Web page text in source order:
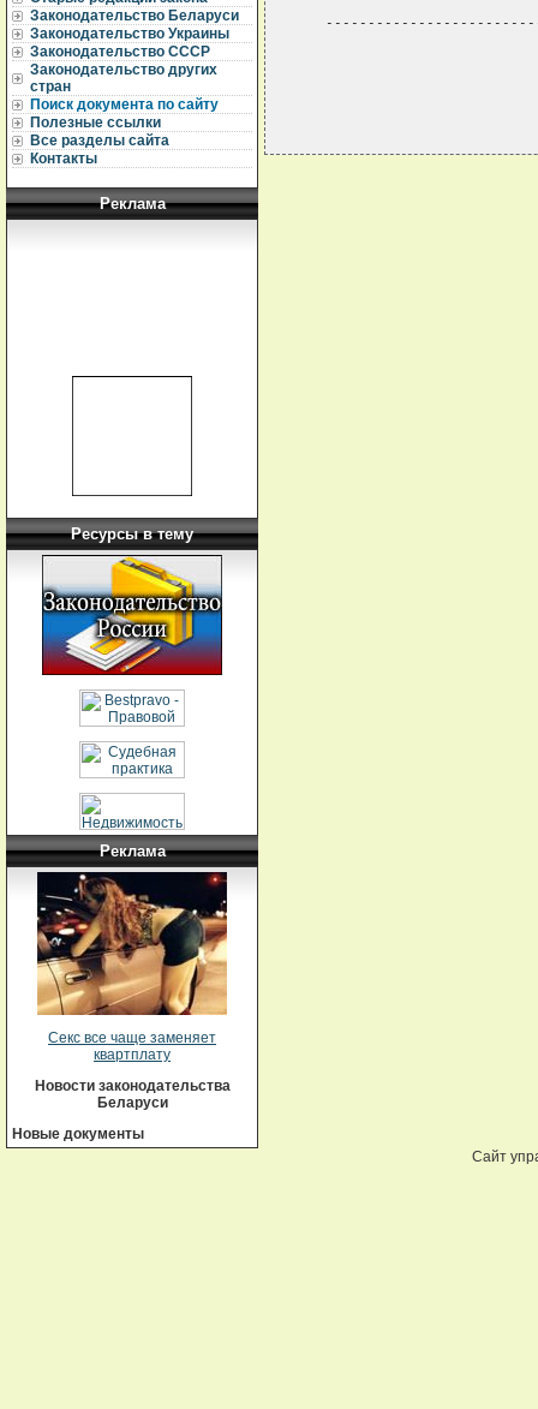
Законодательство Беларуси
Законодательство Украины
Законодательство СССР
Законодательство других
стран
Поиск документа по сайту
Полезные ссылки
Все разделы сайта
Контакты
Реклама
Ресурсы в тему
Реклама
Секс все чаще заменяет
квартплату
Новости законодательства
Беларуси
Новые документы
Сайт